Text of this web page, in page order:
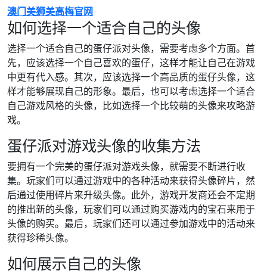
澳门美狮美高梅官网
如何选择一个适合自己的头像
选择一个适合自己的蛋仔派对头像，需要考虑多个方面。首
先，应该选择一个自己喜欢的蛋仔，这样才能让自己在游戏
中更有代入感。其次，应该选择一个高品质的蛋仔头像，这
样才能够展现自己的形象。最后，也可以考虑选择一个适合
自己游戏风格的头像，比如选择一个比较萌的头像来攻略游
戏。
蛋仔派对游戏头像的收集方法
要拥有一个完美的蛋仔派对游戏头像，就需要不断进行收
集。玩家们可以通过游戏中的各种活动来获得头像碎片，然
后通过使用碎片来升级头像。此外，游戏开发商还会不定期
的推出新的头像，玩家们可以通过购买游戏内的宝石来用于
头像的购买。最后，玩家们还可以通过参加游戏中的活动来
获得珍稀头像。
如何展示自己的头像